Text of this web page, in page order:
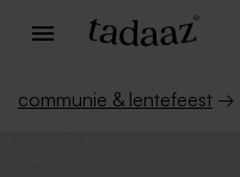
communie & lentefeest →